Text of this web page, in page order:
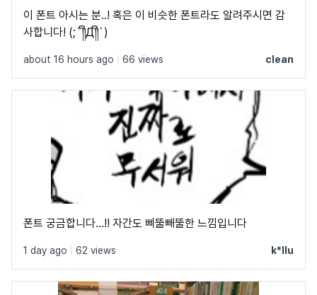
이 폰트 아시는 분..! 혹은 이 비슷한 폰트라도 알려주시면 감
사합니다! (;´༎ຶД༎ຶ`)
about 16 hours ago 66 views clean
폰트 궁금합니다…!! 자간도 삐뚤빼뚤한 느낌입니다
1 day ago 62 views k*llu